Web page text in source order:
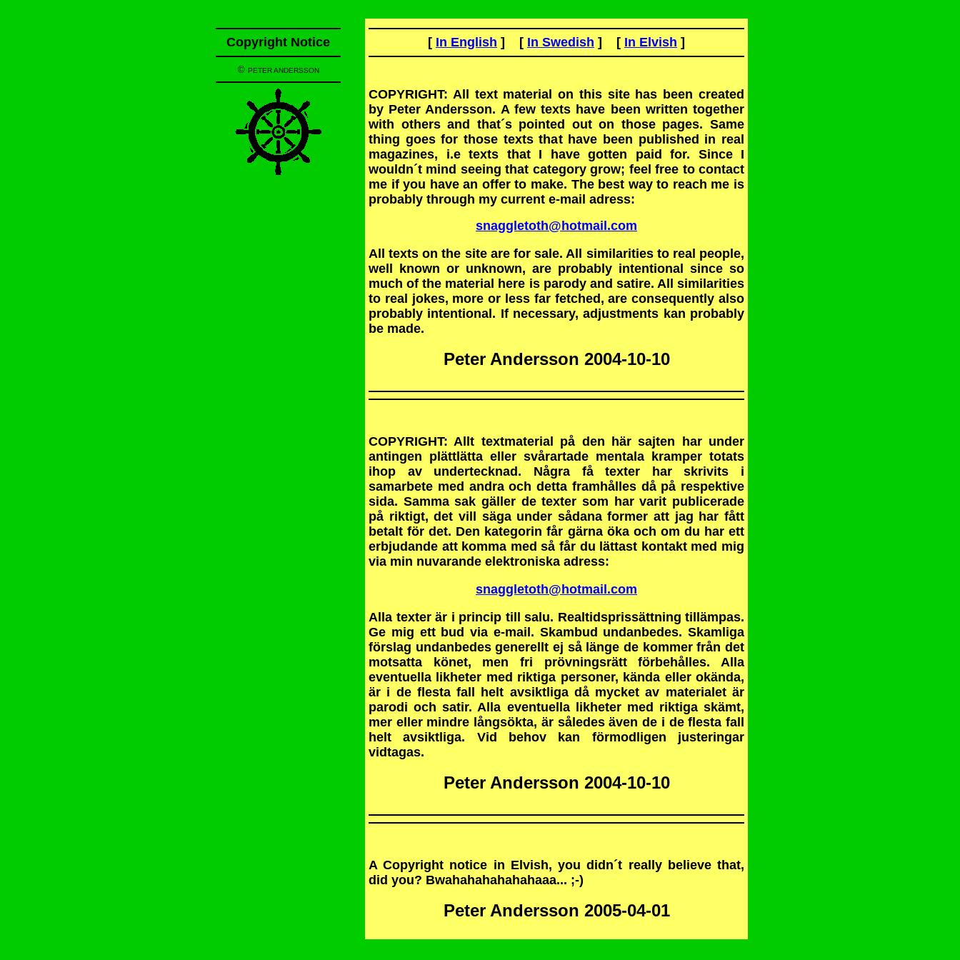
Copyright Notice
© PETER ANDERSSON
[ In English ] [ In Swedish ] [ In Elvish ]
COPYRIGHT: All text material on this site has been created
by Peter Andersson. A few texts have been written together
with others and that´s pointed out on those pages. Same
thing goes for those texts that have been published in real
magazines, i.e texts that I have gotten paid for. Since I
wouldn´t mind seeing that category grow; feel free to contact
me if you have an offer to make. The best way to reach me is
probably through my current e-mail adress:
snaggletoth@hotmail.com
All texts on the site are for sale. All similarities to real people,
well known or unknown, are probably intentional since so
much of the material here is parody and satire. All similarities
to real jokes, more or less far fetched, are consequently also
probably intentional. If necessary, adjustments kan probably
be made.
Peter Andersson 2004-10-10
COPYRIGHT: Allt textmaterial på den här sajten har under
antingen plättlätta eller svårartade mentala kramper totats
ihop av undertecknad. Några få texter har skrivits i
samarbete med andra och detta framhålles då på respektive
sida. Samma sak gäller de texter som har varit publicerade
på riktigt, det vill säga under sådana former att jag har fått
betalt för det. Den kategorin får gärna öka och om du har ett
erbjudande att komma med så får du lättast kontakt med mig
via min nuvarande elektroniska adress:
snaggletoth@hotmail.com
Alla texter är i princip till salu. Realtidsprissättning tillämpas.
Ge mig ett bud via e-mail. Skambud undanbedes. Skamliga
förslag undanbedes generellt ej så länge de kommer från det
motsatta könet, men fri prövningsrätt förbehålles. Alla
eventuella likheter med riktiga personer, kända eller okända,
är i de flesta fall helt avsiktliga då mycket av materialet är
parodi och satir. Alla eventuella likheter med riktiga skämt,
mer eller mindre långsökta, är således även de i de flesta fall
helt avsiktliga. Vid behov kan förmodligen justeringar
vidtagas.
Peter Andersson 2004-10-10
A Copyright notice in Elvish, you didn´t really believe that,
did you? Bwahahahahahahaaa... ;-)
Peter Andersson 2005-04-01